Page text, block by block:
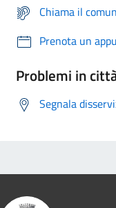
Chiama il
Prenota un
Problemi in
Segnala